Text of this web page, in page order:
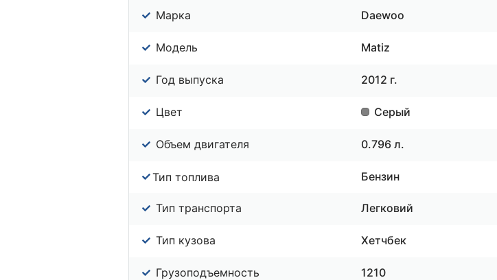
Марка Daewoo
Модель Matiz
Год выпуска 2012 г.
Цвет Серый
Объем двигателя 0.796 л.
Тип топлива Бензин
Тип транспорта Легковий
Тип кузова Хетчбек
Грузоподъемность 1210